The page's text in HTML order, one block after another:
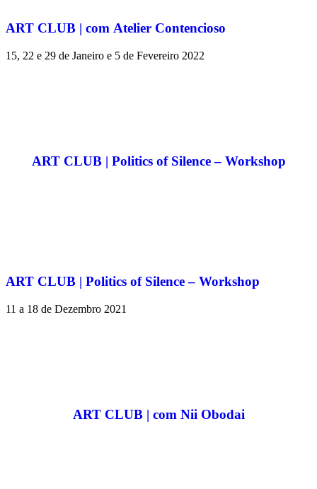
ART CLUB | com Atelier Contencioso
15, 22 e 29 de Janeiro e 5 de Fevereiro 2022
ART CLUB | Politics of Silence – Workshop
ART CLUB | Politics of Silence – Workshop
11 a 18 de Dezembro 2021
ART CLUB | com Nii Obodai